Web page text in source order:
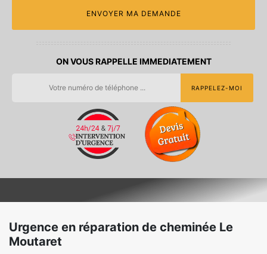
ON VOUS RAPPELLE IMMEDIATEMENT
Urgence en réparation de cheminée Le
Moutaret